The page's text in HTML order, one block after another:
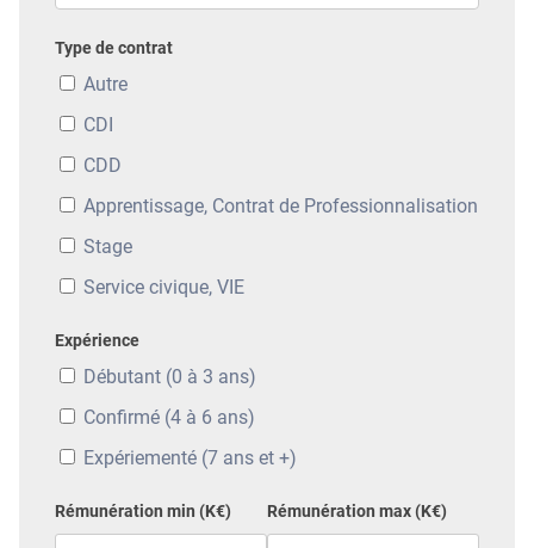
Type de contrat
Autre
CDI
CDD
Apprentissage, Contrat de Professionnalisation
Stage
Service civique, VIE
Expérience
Débutant (0 à 3 ans)
Confirmé (4 à 6 ans)
Expériementé (7 ans et +)
Rémunération min (K€) Rémunération max (K€)